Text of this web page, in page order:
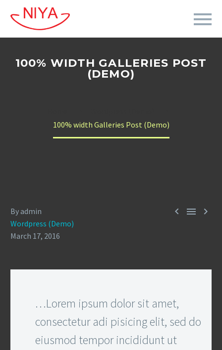
100% WIDTH GALLERIES POST
(DEMO)
100% width Galleries Post (Demo)
  
By admin
Wordpress (Demo)
March 17, 2016
…Lorem ipsum dolor sit amet,
consectetur adi pisicing elit, sed do
eiusmod tempor incididunt ut